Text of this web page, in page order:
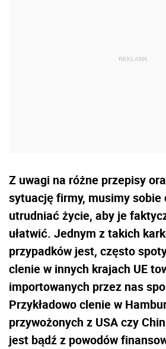
Z uwagi na różne przepisy
sytuację firmy, musimy sobie
utrudniać życie, aby je
ułatwić. Jednym z takich
przypadków jest, często
clenie w innych krajach UE
importowanych przez nas
Przykładowo clenie w
przywożonych z USA czy
jest bądź z powodów